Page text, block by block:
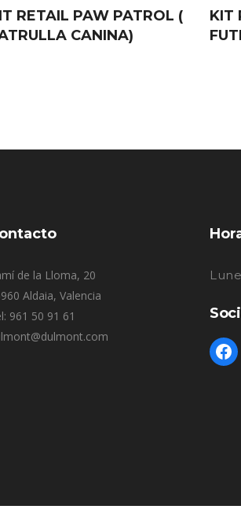
RETAIL PAW PATROL (
CANINA)
KIT
de la Lloma, 20
Aldaia, Valencia
961 50 91 61